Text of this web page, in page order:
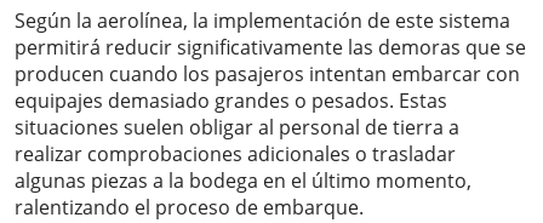
Según la aerolínea, la implementación de este sistema
permitirá reducir significativamente las demoras que se
producen cuando los pasajeros intentan embarcar con
equipajes demasiado grandes o pesados. Estas
situaciones suelen obligar al personal de tierra a
realizar comprobaciones adicionales o trasladar
algunas piezas a la bodega en el último momento,
ralentizando el proceso de embarque.